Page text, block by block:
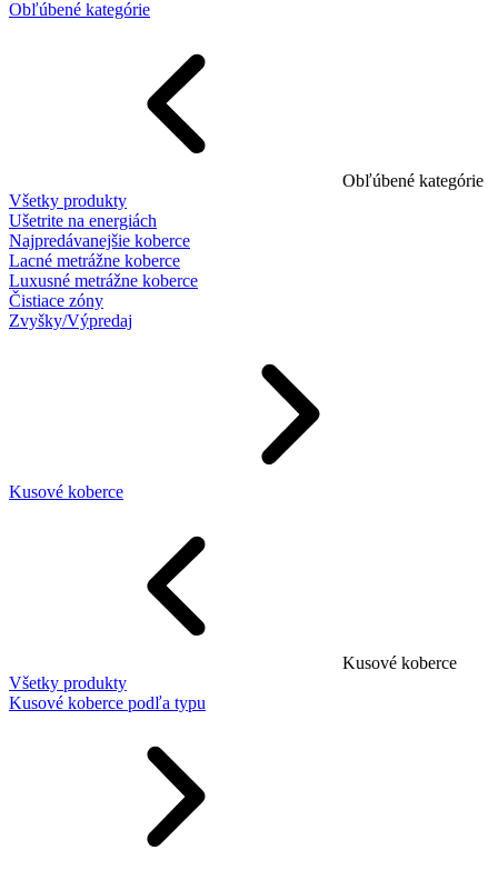
Obľúbené kategórie
Obľúbené kategórie
Všetky produkty
Ušetrite na energiách
Najpredávanejšie koberce
Lacné metrážne koberce
Luxusné metrážne koberce
Čistiace zóny
Zvyšky/Výpredaj
Kusové koberce
Kusové koberce
Všetky produkty
Kusové koberce podľa typu